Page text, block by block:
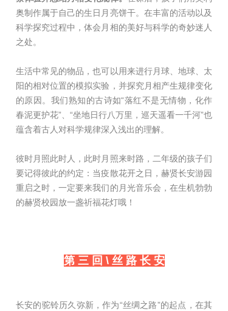
奥制作属于自己的生日月亮饼干。在丰富的活动以及
科学探究过程中，体会月相的美好与科学的奇妙迷人
之处。
生活中常见的物品，也可以用来进行月球、地球、太
阳的相对位置的模拟实验，并探究月相产生规律变化
的原因。我们熟知的古诗如“落红不是无情物，化作
春泥更护花”、“坐地日行八万里，巡天遥看一千河”也
蕴含着古人对科学规律深入浅出的理解。
彼时月照此时人，此时月照来时路，二年级的孩子们
要记得彼此的约定：当疫散花开之日，赫贤长安游园
重启之时，一定要来我们的月光音乐会，在生机勃勃
的赫贤校园放一盏祈福花灯哦！
第 三 回 \ 丝 路 长 安
长安的驼铃历久弥新，作为“丝绸之路”的起点，在其